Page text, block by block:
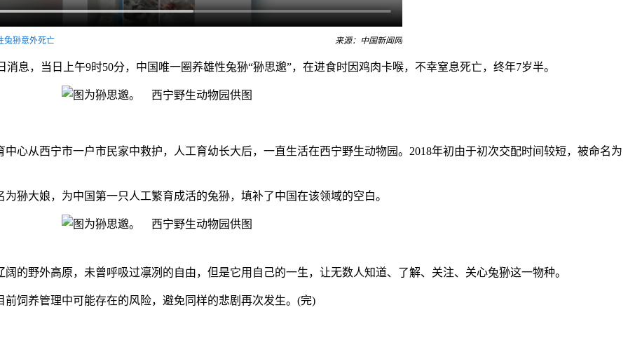
兔狲意外死亡 来源：中国新闻网
息，当日上午9时50分，中国唯一圈养雄性兔狲“狲思邈”，在进食时因鸡肉卡喉，不幸窒息死亡，终年7岁半。
从西宁市一户市民家中救护，人工育幼长大后，一直生活在西宁野生动物园。2018年初由于初次交配时间较短，被命名为
大娘，为中国第一只人工繁育成活的兔狲，填补了中国在该领域的空白。
野外高原，未曾呼吸过凛冽的自由，但是它用自己的一生，让无数人知道、了解、关注、关心兔狲这一物种。
养管理中可能存在的风险，避免同样的悲剧再次发生。(完)